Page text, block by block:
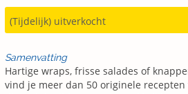
(Tijdelijk) uitverkocht
Samenvatting
Hartige wraps, frisse salades of
vind je meer dan 50 originele